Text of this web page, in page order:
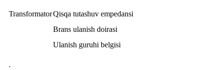
TransformatorQisqa tutashuv empedansi
Brans ulanish doirasi
Ulanish guruhi belgisi
.